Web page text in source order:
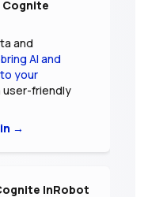
Cognite
and
bring AI and
your
user-friendly
→
InRobot